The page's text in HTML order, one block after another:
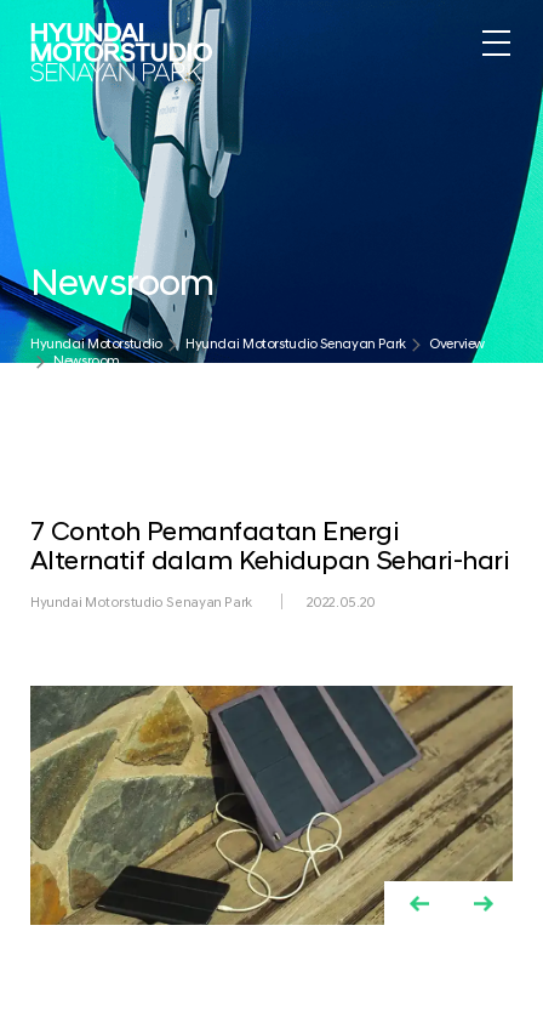
Newsroom
Hyundai Motorstudio Hyundai Motorstudio Senayan Park
Overview
Newsroom
7 Contoh Pemanfaatan Energi
Alternatif dalam Kehidupan Sehari-hari
Hyundai Motorstudio Senayan Park 2022.05.20